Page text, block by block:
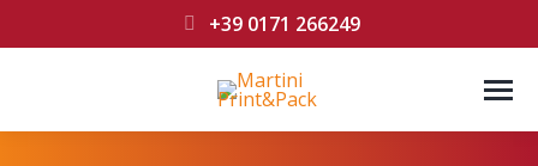
+39 0171 266249